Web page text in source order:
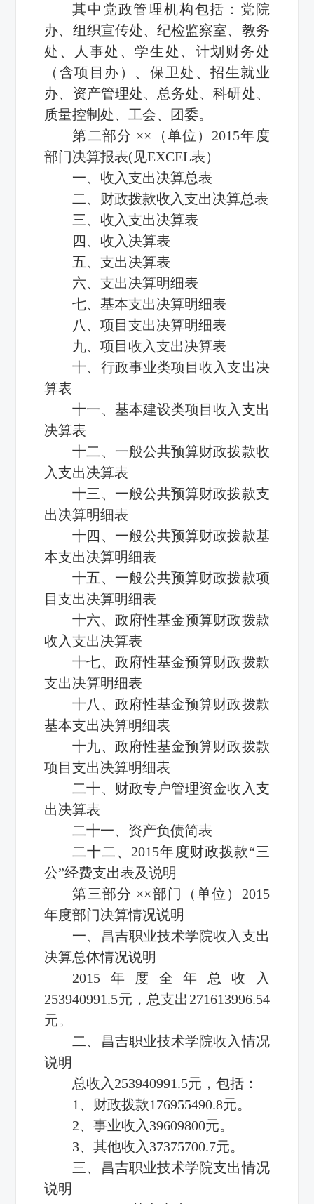
其中党政管理机构包括：党院
办、组织宣传处、纪检监察室、教务
处、人事处、学生处、计划财务处
（含项目办）、保卫处、招生就业
办、资产管理处、总务处、科研处、
质量控制处、工会、团委。
第二部分 ××（单位）2015年度
部门决算报表(见EXCEL表）
一、收入支出决算总表
二、财政拨款收入支出决算总表
三、收入支出决算表
四、收入决算表
五、支出决算表
六、支出决算明细表
七、基本支出决算明细表
八、项目支出决算明细表
九、项目收入支出决算表
十、行政事业类项目收入支出决
算表
十一、基本建设类项目收入支出
决算表
十二、一般公共预算财政拨款收
入支出决算表
十三、一般公共预算财政拨款支
出决算明细表
十四、一般公共预算财政拨款基
本支出决算明细表
十五、一般公共预算财政拨款项
目支出决算明细表
十六、政府性基金预算财政拨款
收入支出决算表
十七、政府性基金预算财政拨款
支出决算明细表
十八、政府性基金预算财政拨款
基本支出决算明细表
十九、政府性基金预算财政拨款
项目支出决算明细表
二十、财政专户管理资金收入支
出决算表
二十一、资产负债简表
二十二、2015年度财政拨款“三
公”经费支出表及说明
第三部分 ××部门（单位）2015
年度部门决算情况说明
一、昌吉职业技术学院收入支出
决算总体情况说明
2015年度全年总收入
253940991.5元，总支出271613996.54
元。
二、昌吉职业技术学院收入情况
说明
总收入253940991.5元，包括：
1、财政拨款176955490.8元。
2、事业收入39609800元。
3、其他收入37375700.7元。
三、昌吉职业技术学院支出情况
说明